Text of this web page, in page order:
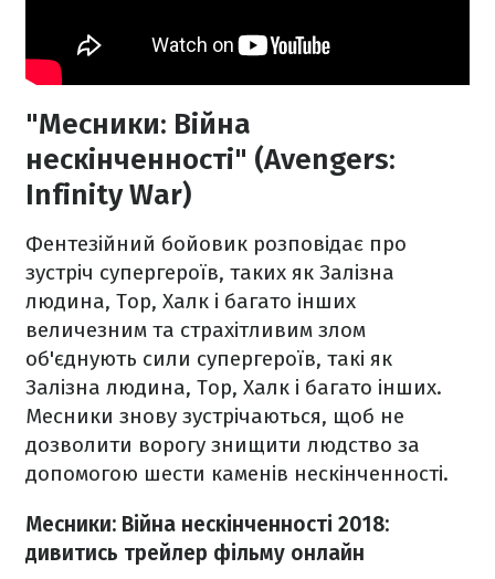
"Месники: Війна
нескінченності" (Avengers:
Infinity War)
Фентезійний бойовик розповідає про
зустріч супергероїв, таких як Залізна
людина, Тор, Халк і багато інших
величезним та страхітливим злом
об'єднують сили супергероїв, такі як
Залізна людина, Тор, Халк і багато інших.
Месники знову зустрічаються, щоб не
дозволити ворогу знищити людство за
допомогою шести каменів нескінченності.
Месники: Війна нескінченності 2018:
дивитись трейлер фільму онлайн